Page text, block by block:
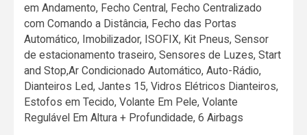
em Andamento, Fecho Central, Fecho Centralizado
com Comando a Distância, Fecho das Portas
Automático, Imobilizador, ISOFIX, Kit Pneus, Sensor
de estacionamento traseiro, Sensores de Luzes, Start
and Stop,Ar Condicionado Automático, Auto-Rádio,
Dianteiros Led, Jantes 15, Vidros Elétricos Dianteiros,
Estofos em Tecido, Volante Em Pele, Volante
Regulável Em Altura + Profundidade, 6 Airbags